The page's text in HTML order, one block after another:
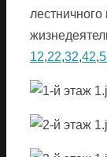
12,22,32,42,